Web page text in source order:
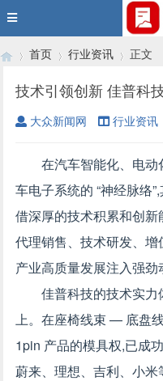
›
首页
›
行业资讯
›
正文
技术引领创新 佳普科
大众新闻网 行业资讯
在汽车智能化、电
车电子系统的 “神经脉络
借深厚的技术积累和创
代理销售、技术研发、
产业高质量发展注入强劲
佳普科技的技术实
上。在座椅线束 — 底盘
1pin 产品的模具权,已成
蔚来、理想、吉利、小